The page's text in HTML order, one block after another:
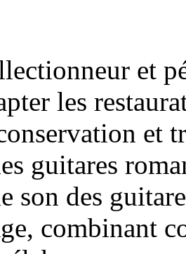
et
les
et
guitares
son des
combinant